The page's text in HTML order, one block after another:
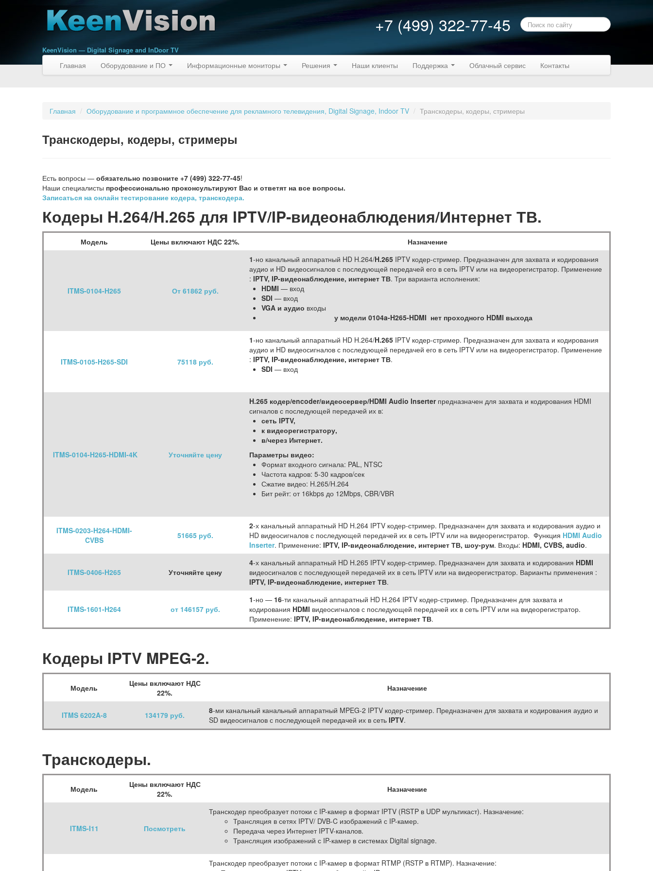
KeenVision — Digital Signage and InDoor TV
+7 (499) 322-77-45
Главная Оборудование и ПО Информационные мониторы Решения Наши клиенты Поддержка Облачный сервис Контакты
Главная / Оборудование и программное обеспечение для рекламного телевидения, Digital Signage, Indoor TV / Транскодеры, кодеры, стримеры
Транскодеры, кодеры, стримеры
Есть вопросы — обязательно позвоните +7 (499) 322-77-45!
Наши специалисты профессионально проконсультируют Вас и ответят на все вопросы.
Записаться на онлайн тестирование кодера, транскодера.
Кодеры H.264/H.265 для IPTV/IP-видеонаблюдения/Интернет ТВ.
Модель Цены включают НДС 22%. Назначение
ITMS-0104-H265 От 61862 руб.
1-но канальный аппаратный HD H.264/H.265 IPTV кодер-стример. Предназначен для захвата и кодирования
аудио и HD видеосигналов с последующей передачей его в сеть IPTV или на видеорегистратор. Применение
: IPTV, IP-видеонаблюдение, интернет ТВ. Три варианта исполнения:
HDMI — вход
SDI — вход
VGA и аудио входы
у модели 0104a-H265-HDMI нет проходного HDMI выхода
ITMS-0105-H265-SDI 75118 руб.
1-но канальный аппаратный HD H.264/H.265 IPTV кодер-стример. Предназначен для захвата и кодирования
аудио и HD видеосигналов с последующей передачей его в сеть IPTV или на видеорегистратор. Применение
: IPTV, IP-видеонаблюдение, интернет ТВ.
SDI — вход
ITMS-0104-H265-HDMI-4K Уточняйте цену
H.265 кодер/encoder/видеосервер/HDMI Audio Inserterпредназначен для захвата и кодирования HDMI
сигналов с последующей передачей их в:
сеть IPTV,
к видеорегистратору,
в/через Интернет.
Параметры видео:
Формат входного сигнала: PAL, NTSC
Частота кадров: 5-30 кадров/сек
Сжатие видео: H.265/H.264
Бит рейт: от 16kbps до 12Mbps, CBR/VBR
ITMS-0203-H264-HDMI-
CVBS
51665 руб.
2-х канальный аппаратный HD H.264 IPTV кодер-стример. Предназначен для захвата и кодирования аудио и
HD видеосигналов с последующей передачей их в сеть IPTV или на видеорегистратор. Функция HDMI Audio
Inserter. Применение: IPTV, IP-видеонаблюдение, интернет ТВ, шоу-рум. Входы: HDMI, CVBS, audio.
ITMS-0406-H265 Уточняйте цену
4-х канальный аппаратный HD H.265 IPTV кодер-стример. Предназначен для захвата и кодирования HDMI
видеосигналов с последующей передачей их в сеть IPTV или на видеорегистратор. Варианты применения :
IPTV, IP-видеонаблюдение, интернет ТВ.
ITMS-1601-H264 от 146157 руб.
1-но — 16-ти канальный аппаратный HD H.264 IPTV кодер-стример. Предназначен для захвата и
кодирования HDMI видеосигналов с последующей передачей их в сеть IPTV или на видеорегистратор.
Применение: IPTV, IP-видеонаблюдение, интернет ТВ.
Кодеры IPTV MPEG-2.
Модель
Цены включают НДС
22%.
Назначение
ITMS 6202A-8 134179 руб. 8-ми канальный канальный аппаратный MPEG-2 IPTV кодер-стример. Предназначен для захвата и кодирования аудио и
SD видеосигналов с последующей передачей их в сеть IPTV.
Транскодеры.
Модель
Цены включают НДС
22%.
Назначение
ITMS-I11 Посмотреть
Транскодер преобразует потоки с IP-камер в формат IPTV (RSTP в UDP мультикаст). Назначение:
Трансляция в сетях IPTV/ DVB-C изображений с IP-камер.
Передача через Интернет IPTV-каналов.
Трансляция изображений с IP-камер в системах Digital signage.
Транскодер преобразует потоки с IP-камер в формат RTMP (RSTP в RTMP). Назначение: